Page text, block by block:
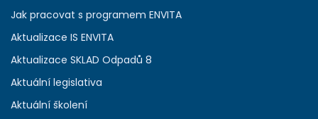
Jak pracovat s programem ENVITA
Aktualizace IS ENVITA
Aktualizace SKLAD Odpadů 8
Aktuální legislativa
Aktuální školení